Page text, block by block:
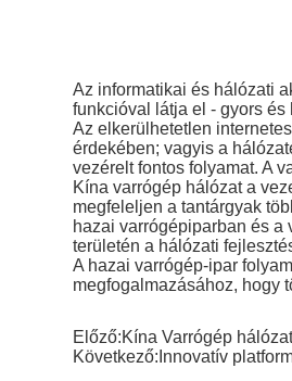
Az informatikai és hálózati
funkcióval látja el - gyors és
Az elkerülhetetlen
érdekében; vagyis a
vezérelt fontos folyamat. A
Kína varrógép hálózat a
megfeleljen a tantárgyak
hazai varrógépiparban és
területén a hálózati
A hazai varrógép-ipar
megfogalmazásához, hogy
Előző:Kína Varrógép
Következő: Innovatív